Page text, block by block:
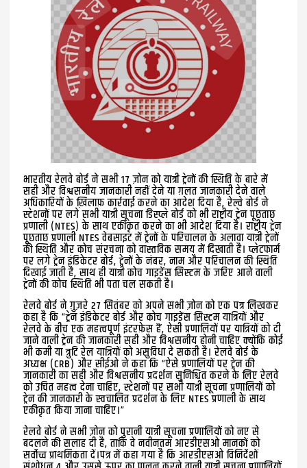
भारतीय रेलवे बोर्ड ने सभी 17 ज़ोन को यात्री ट्रेनों की स्थिति के बारे में
सही और विश्वसनीय जानकारी नहीं देने या ग़लत जानकारी देने वाले
अधिकारियों के ख़िलाफ़ कार्रवाई करने का आदेश दिया है, रेल्वे बोर्ड ने
स्टेशनों पर लगे सभी यात्री सूचना डिस्प्ले बोर्ड को भी राष्ट्रीय ट्रेन पूछताछ
प्रणाली (NTES) के साथ एकीकृत करने का भी आदेश दिया है। राष्ट्रीय ट्रेन
पूछताछ प्रणाली NTES वेबसाइट में ट्रेनों के परिचालन के अलावा यात्री ट्रेनों
की स्थिति और कोच संरचना को वास्तविक समय में दिखाती है। प्लेटफार्म
पर लगे ट्रेन इंडिकेटर बोर्ड, ट्रेनों के नंबर, नाम और परिचालन की स्थिति
दिखाई जाती है, साथ ही यात्री कोच गाइडेंस सिस्टम के जरिए आने वाली
ट्रेनों की कोच स्थिति भी पता चल सकती है।
रेलवे बोर्ड ने ग़ुज़रे 27 सितंबर को अपने सभी ज़ोन को एक पत्र लिखकर
कहा है कि “ट्रेन इंडिकेटर बोर्ड और कोच गाइडेंस सिस्टम यात्रियों और
रेलवे के बीच एक महत्वपूर्ण इंटरफ़ेस हैं, ऐसी प्रणालियों पर यात्रियों को दी
जाने वाली ट्रेन की जानकारी सही और विश्वसनीय होनी चाहिए क्योंकि कोई
भी कमी या त्रुटि रेल यात्रियों को असुविधा दे सकती है। रेलवे बोर्ड के
अध्यक्ष (CRB) और सीईओ ने कहा कि “ऐसे प्रणालियों पर ट्रेन की
जानकारी का सही और विश्वसनीय प्रदर्शन सुनिश्चित करने के लिए रेलवे
को उचित महत्व देना चाहिए, स्टेशनों पर सभी यात्री सूचना प्रणालियों को
ट्रेन की जानकारी के स्वचालित प्रदर्शन के लिए NTES प्रणाली के साथ
एकीकृत किया जाना चाहिए।”
रेलवे बोर्ड ने सभी ज़ोन को पुरानी यात्री सूचना प्रणालियों को नए से
बदलने की सलाह दी है, ताकि वे नवीनतम आरडीएसओ मानकों को
सर्वोच्च प्राथमिकता दें।पत्र में कहा गया है कि आरडीएसओ विनिर्देशों